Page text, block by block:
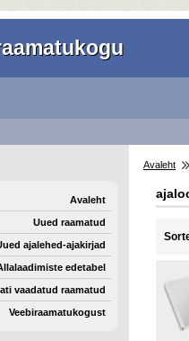
Avaleht
Uued raamatud
ajalehed-ajakirjad
edetabel
vaadatud raamatud
Veebiraamatukogust
Avaleht